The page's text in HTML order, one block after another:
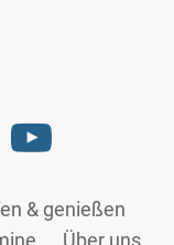
& genießen
Über uns